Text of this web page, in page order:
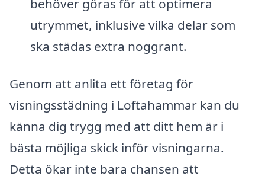
behöver göras för att optimera
utrymmet, inklusive vilka delar som
ska städas extra noggrant.
Genom att anlita ett företag för
visningsstädning i Loftahammar kan du
känna dig trygg med att ditt hem är i
bästa möjliga skick inför visningarna.
Detta ökar inte bara chansen att